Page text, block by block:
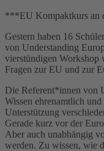
***EU Kompaktkurs an
Gestern haben 16
von Understanding
vierstündigen Workshop
Fragen zur EU und zur
Die Referent*innen von
Wissen ehrenamtlich
Unterstützung
Gerade kurz vor der
Aber auch unabhängig
werden. Zu wissen, wie